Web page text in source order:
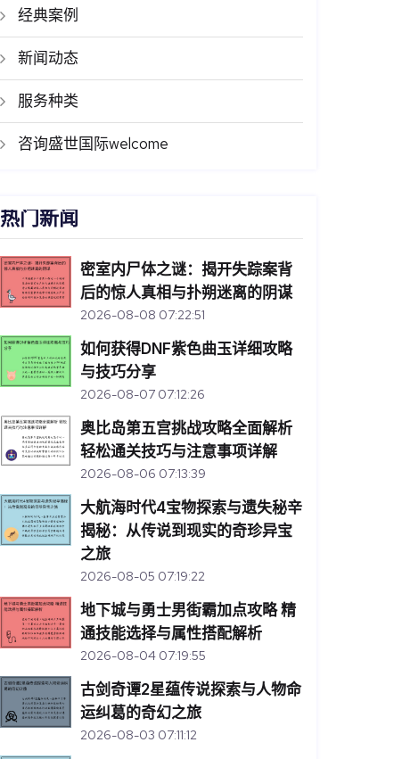
经典案例
新闻动态
服务种类
咨询盛世国际welcome
热门新闻
密室内尸体之谜：揭开失踪案背
后的惊人真相与扑朔迷离的阴谋
2026-08-08 07:22:51
如何获得DNF紫色曲玉详细攻略
与技巧分享
2026-08-07 07:12:26
奥比岛第五宫挑战攻略全面解析
轻松通关技巧与注意事项详解
2026-08-06 07:13:39
大航海时代4宝物探索与遗失秘辛
揭秘：从传说到现实的奇珍异宝
之旅
2026-08-05 07:19:22
地下城与勇士男街霸加点攻略 精
通技能选择与属性搭配解析
2026-08-04 07:19:55
古剑奇谭2星蕴传说探索与人物命
运纠葛的奇幻之旅
2026-08-03 07:11:12